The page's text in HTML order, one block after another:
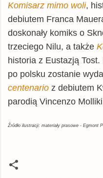
gildia.pl
książka
Matras.pl
książka
Empik
książka
chodnikliteracki.pl
książka
znak.com.pl
książka
booktime.pl
Woblink.com książka
Komisarz mimo woli,
debiutem Franca
doskonały komiks o
trzeciego Nilu, a także
historia z Eustazją
po polsku zostanie
centenario z debiutem
parodią Vincenzo
Źródło ilustracji: materiały prasowe - Egmont